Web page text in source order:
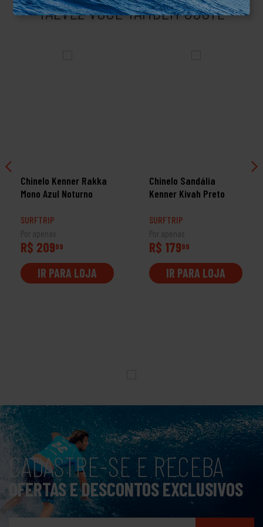
TALVEZ VOCÊ TAMBÉM GOSTE
Chinelo Kenner Rakka
Mono Azul Noturno
SURFTRIP
Por apenas
R$ 20999
IR PARA LOJA
Chinelo Sandália
Kenner Kivah Preto
SURFTRIP
Por apenas
R$ 17999
IR PARA LOJA
CADASTRE-SE E RECEBA
OFERTAS E DESCONTOS EXCLUSIVOS